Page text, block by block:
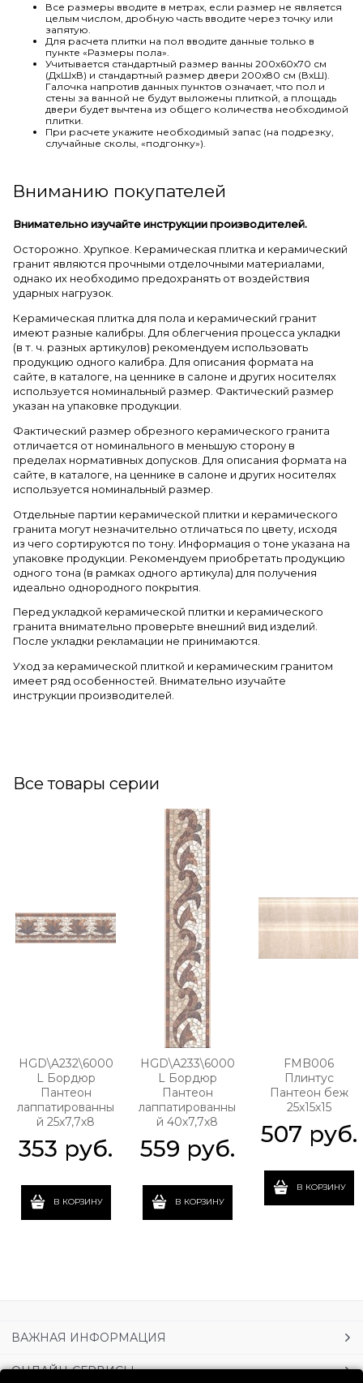
Все размеры вводите в метрах, если размер не является
целым числом, дробную часть вводите через точку или
запятую.
Для расчета плитки на пол вводите данные только в
пункте «Размеры пола».
Учитывается стандартный размер ванны 200х60х70 см
(ДхШхВ) и стандартный размер двери 200х80 см (ВхШ).
Галочка напротив данных пунктов означает, что пол и
стены за ванной не будут выложены плиткой, а площадь
двери будет вычтена из общего количества необходимой
плитки.
При расчете укажите необходимый запас (на подрезку,
случайные сколы, «подгонку»).
Вниманию покупателей
Внимательно изучайте инструкции производителей.
Осторожно. Хрупкое. Керамическая плитка и керамический
гранит являются прочными отделочными материалами,
однако их необходимо предохранять от воздействия
ударных нагрузок.
Керамическая плитка для пола и керамический гранит
имеют разные калибры. Для облегчения процесса укладки
(в т. ч. разных артикулов) рекомендуем использовать
продукцию одного калибра. Для описания формата на
сайте, в каталоге, на ценнике в салоне и других носителях
используется номинальный размер. Фактический размер
указан на упаковке продукции.
Фактический размер обрезного керамического гранита
отличается от номинального в меньшую сторону в
пределах нормативных допусков. Для описания формата на
сайте, в каталоге, на ценнике в салоне и других носителях
используется номинальный размер.
Отдельные партии керамической плитки и керамического
гранита могут незначительно отличаться по цвету, исходя
из чего сортируются по тону. Информация о тоне указана на
упаковке продукции. Рекомендуем приобретать продукцию
одного тона (в рамках одного артикула) для получения
идеально однородного покрытия.
Перед укладкой керамической плитки и керамического
гранита внимательно проверьте внешний вид изделий.
После укладки рекламации не принимаются.
Уход за керамической плиткой и керамическим гранитом
имеет ряд особенностей. Внимательно изучайте
инструкции производителей.
Все товары серии
HGD\A232\6000
L Бордюр
Пантеон
лаппатированны
й 25х7,7х8
353 руб.
В КОРЗИНУ
HGD\A233\6000
L Бордюр
Пантеон
лаппатированны
й 40х7,7х8
559 руб.
В КОРЗИНУ
FMB006
Плинтус
Пантеон беж
25х15х15
507 руб.
В КОРЗИНУ
ВАЖНАЯ ИНФОРМАЦИЯ
ОНЛАЙН-СЕРВИСЫ